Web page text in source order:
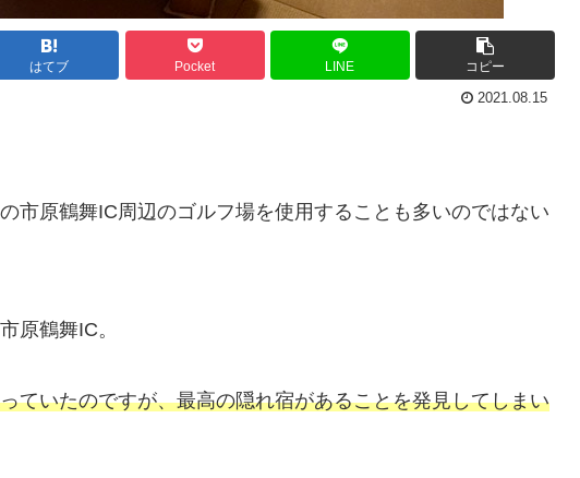
はてブ Pocket LINE コピー
2021.08.15
市原鶴舞IC周辺のゴルフ場を使用することも多いのではない
原鶴舞IC。
ていたのですが、最高の隠れ宿があることを発見してしまい